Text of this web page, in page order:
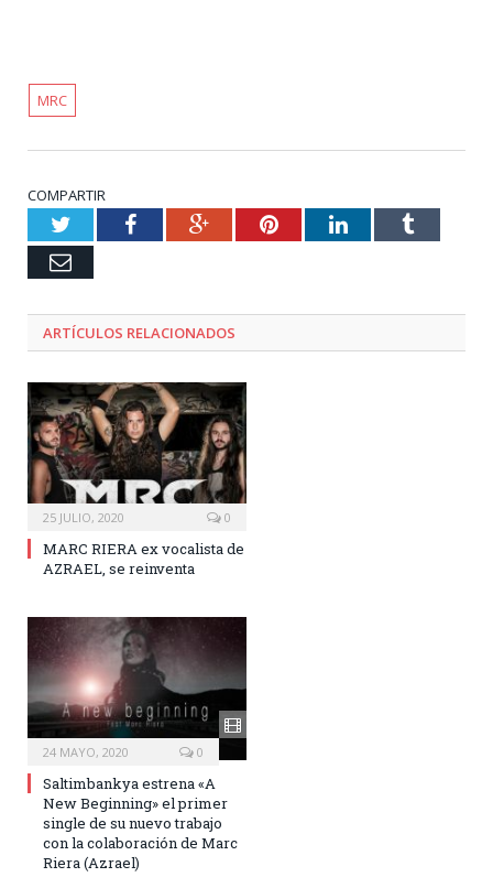
MRC
COMPARTIR
TwitterFacebookGoogle+PinterestLinkedInTumblr
Email
ARTÍCULOS RELACIONADOS
25 JULIO, 2020 0
MARC RIERA ex vocalista de
AZRAEL, se reinventa
24 MAYO, 2020 0
Saltimbankya estrena «A
New Beginning» el primer
single de su nuevo trabajo
con la colaboración de Marc
Riera (Azrael)